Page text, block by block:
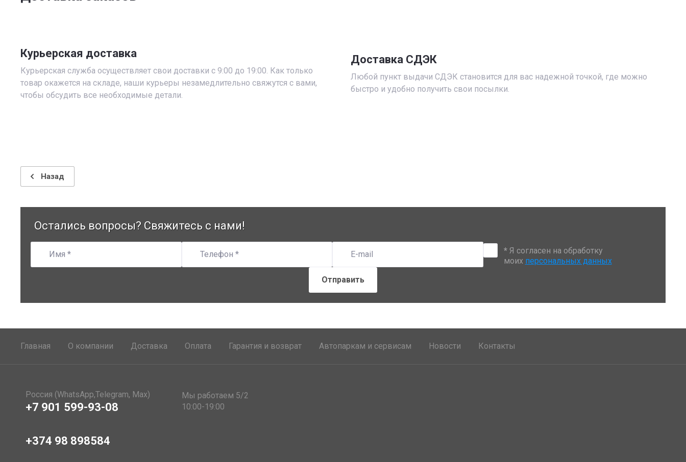
Курьерская доставка
Курьерская служба осуществляет свои доставки с 9:00 до 19:00. Как только
товар окажется на складе, наши курьеры незамедлительно свяжутся с вами,
чтобы обсудить все необходимые детали.
Доставка СДЭК
Любой пункт выдачи СДЭК становится для вас надежной точкой, где можно
быстро и удобно получить свои посылки.
Назад
Остались вопросы? Свяжитесь с нами!
*Я согласен на обработку
моих персональных данных
Главная О компании Доставка Оплата Гарантия и возврат Автопаркам и сервисам Новости Контакты
Россия (WhatsApp,Telegram, Max)
+7 901 599-93-08
+374 98 898584
Мы работаем 5/2
10:00-19:00